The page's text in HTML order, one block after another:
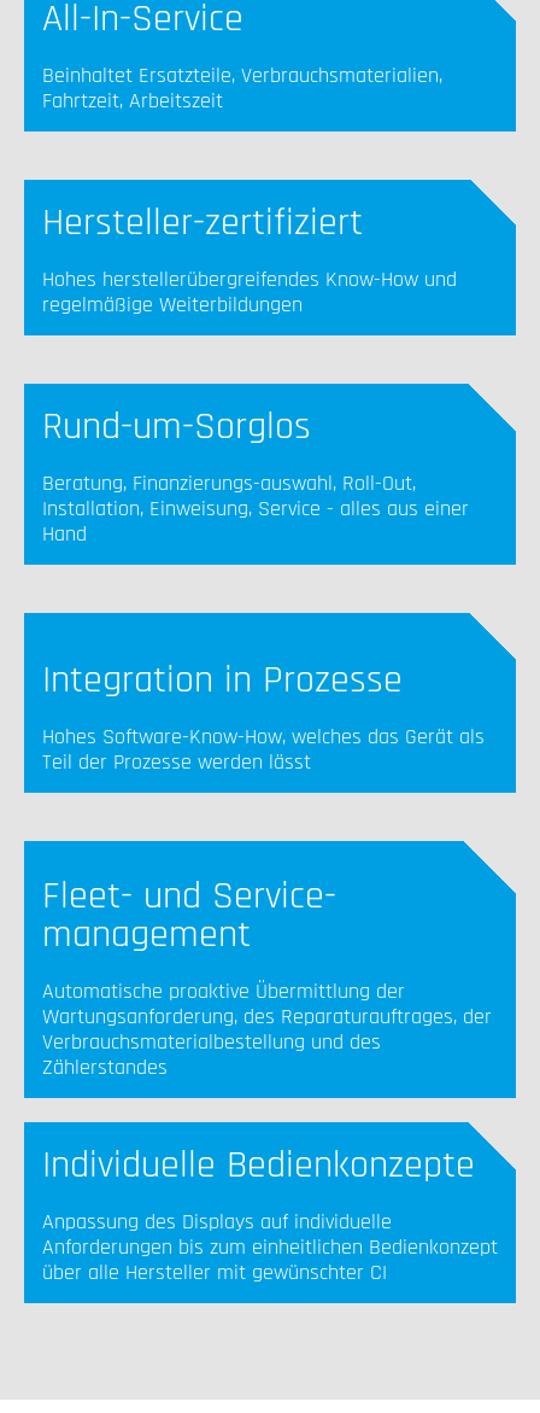
All-In-Service
Beinhaltet Ersatzteile, Verbrauchsmaterialien,
Fahrtzeit, Arbeitszeit
Hersteller-zertifiziert
Hohes herstellerübergreifendes Know-How und
regelmäßige Weiterbildungen
Rund-um-Sorglos
Beratung, Finanzierungs-auswahl, Roll-Out,
Installation, Einweisung, Service - alles aus einer
Hand
Integration in Prozesse
Hohes Software-Know-How, welches das Gerät als
Teil der Prozesse werden lässt
Fleet- und Service-
management
Automatische proaktive Übermittlung der
Wartungsanforderung, des Reparaturauftrages, der
Verbrauchsmaterialbestellung und des
Zählerstandes
Individuelle Bedienkonzepte
Anpassung des Displays auf individuelle
Anforderungen bis zum einheitlichen Bedienkonzept
über alle Hersteller mit gewünschter CI